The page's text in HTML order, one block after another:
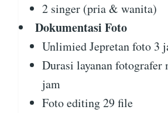
2 singer (pria & wanita)
Dokumentasi Foto
Unlimied Jepretan foto 3
Durasi layanan fotografer
jam
Foto editing 29 file